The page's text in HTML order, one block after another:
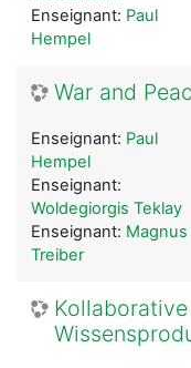
Enseignant: Paul
Hempel
War and
Enseignant: Paul
Hempel
Enseignant:
Woldegiorgis Teklay
Enseignant: Magnus
Treiber